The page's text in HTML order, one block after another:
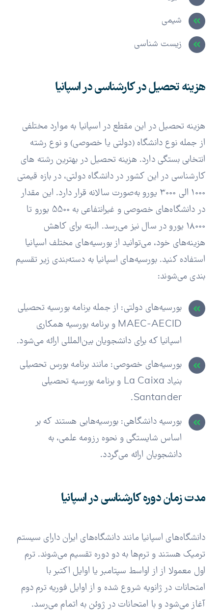
شیمی
زیست شناسی
هزینه تحصیل در کارشناسی در اسپانیا
هزینه تحصیل در این مقطع در اسپانیا به موارد مختلفی
از جمله نوع دانشگاه (دولتی یا خصوصی) و نوع رشته
انتخابی بستگی دارد. هزینه تحصیل در بهترین رشته های
کارشناسی در این کشور در دانشگاه دولتی، در بازه قیمتی
1000 الی 3000 یورو به‌صورت سالانه قرار دارد. این مقدار
در دانشگاه‌های خصوصی و غیرانتفاعی به 5500 یورو تا
18000 یورو در سال نیز می‌رسد. البته برای کاهش
هزینه‌های خود، می‌توانید از بورسیه‌های مختلف اسپانیا
استفاده کنید. بورسیه‌های اسپانیا به دسته‌بندی زیر تقسیم
بندی می‌شوند:
بورسیه‌های دولتی: از جمله برنامه بورسیه تحصیلی
MAEC-AECID و برنامه بورسیه همکاری
اسپانیا که برای دانشجویان بین‌المللی ارائه می‌شود.
بورسیه‌های خصوصی: مانند برنامه بورس تحصیلی
بنیاد La Caixa و برنامه بورسیه تحصیلی
Santander.
بورسیه دانشگاهی: بورسیه‌هایی هستند که بر
اساس شایستگی و نحوه رزومه علمی، به
دانشجویان ارائه می‌گردد.
مدت زمان دوره کارشناسی در اسپانیا
دانشگاه‌های اسپانیا مانند دانشگاه‌های ایران دارای سیستم
ترمیک هستند و ترم‌ها به دو دوره تقسیم می‌شوند. ترم
اول معمولا از از اواسط سپتامبر یا اوایل اکتبر با
امتحانات در ژانویه شروع شده و از اوایل فوریه ترم دوم
آغاز می‌شود و با امتحانات در ژوئن به اتمام می‌رسد.